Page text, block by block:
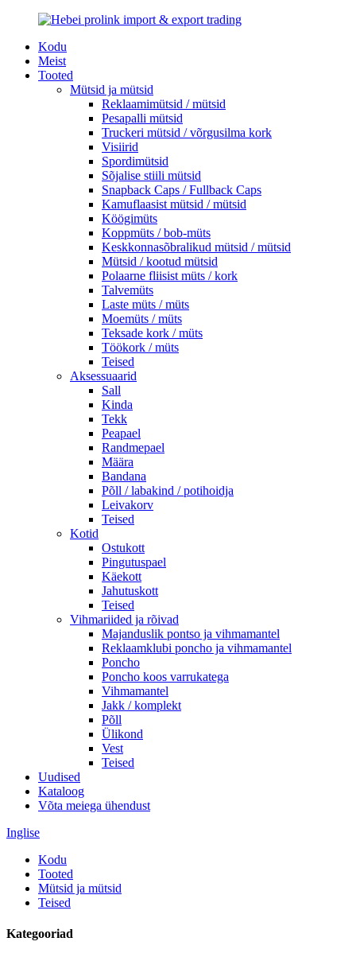
Kodu
Meist
Tooted
Mütsid ja mütsid
Reklaamimütsid / mütsid
Pesapalli mütsid
Truckeri mütsid / võrgusilma kork
Visiirid
Spordimütsid
Sõjalise stiili mütsid
Snapback Caps / Fullback Caps
Kamuflaasist mütsid / mütsid
Köögimüts
Koppmüts / bob-müts
Keskkonnasõbralikud mütsid / mütsid
Mütsid / kootud mütsid
Polaarne fliisist müts / kork
Talvemüts
Laste müts / müts
Moemüts / müts
Teksade kork / müts
Töökork / müts
Teised
Aksessuaarid
Sall
Kinda
Tekk
Peapael
Randmepael
Määra
Bandana
Põll / labakind / potihoidja
Leivakorv
Teised
Kotid
Ostukott
Pingutuspael
Käekott
Jahutuskott
Teised
Vihmariided ja rõivad
Majanduslik pontso ja vihmamantel
Reklaamklubi poncho ja vihmamantel
Poncho
Poncho koos varrukatega
Vihmamantel
Jakk / komplekt
Põll
Ülikond
Vest
Teised
Uudised
Kataloog
Võta meiega ühendust
Inglise
Kodu
Tooted
Mütsid ja mütsid
Teised
Kategooriad